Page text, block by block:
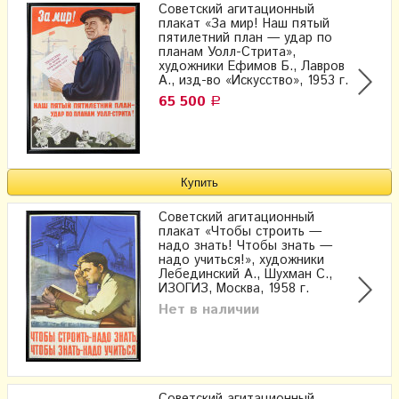
Советский агитационный
плакат «За мир! Наш пятый
пятилетний план — удар по
планам Уолл-Стрита»,
художники Ефимов Б., Лавров
А., изд-во «Искусство», 1953 г.
65 500 Р
Советский агитационный
плакат «Чтобы строить —
надо знать! Чтобы знать —
надо учиться!», художники
Лебединский А., Шухман С.,
ИЗОГИЗ, Москва, 1958 г.
Нет в наличии